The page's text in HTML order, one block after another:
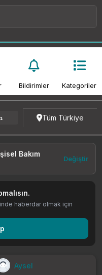
Bildirimler Kategoriler
Tüm Türkiye
Bakım
Değiştir
haberdar olmak için
Aysel